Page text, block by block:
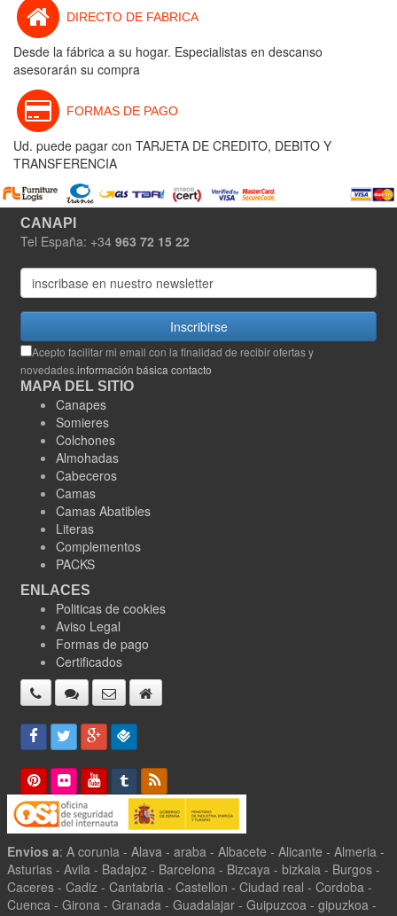
DIRECTO DE FABRICA
Desde la fábrica a su hogar. Especialistas en descanso
asesorarán su compra
FORMAS DE PAGO
Ud. puede pagar con TARJETA DE CREDITO, DEBITO Y
TRANSFERENCIA
CANAPI
Tel España: +34 963 72 15 22
Inscribirse
Acepto facilitar mi email con la finalidad de recibir ofertas y
novedades.información básica contacto
MAPA DEL SITIO
Canapes
Somieres
Colchones
Almohadas
Cabeceros
Camas
Camas Abatibles
Literas
Complementos
PACKS
ENLACES
Politicas de cookies
Aviso Legal
Formas de pago
Certificados
Envios a: A corunia - Alava - araba - Albacete - Alicante - Almeria -
Asturias - Avila - Badajoz - Barcelona - Bizcaya - bizkaia - Burgos -
Caceres - Cadiz - Cantabria - Castellon - Ciudad real - Cordoba -
Cuenca - Girona - Granada - Guadalajar - Guipuzcoa - gipuzkoa -